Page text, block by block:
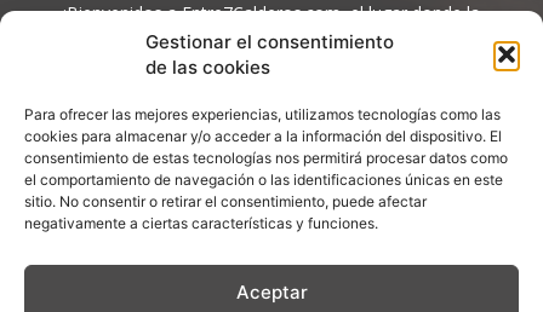
Gestionar el consentimiento
de las cookies
Para ofrecer las mejores experiencias, utilizamos tecnologías como las
cookies para almacenar y/o acceder a la información del dispositivo. El
consentimiento de estas tecnologías nos permitirá procesar datos como
el comportamiento de navegación o las identificaciones únicas en este
sitio. No consentir o retirar el consentimiento, puede afectar
negativamente a ciertas características y funciones.
Aceptar
¡Bienvenidos a Entre7Calderos.com, el lugar donde la
gastronomía y la cultura culinaria se encuentran! Sumérgete en
un mundo de sabores y descubre artículos apasionantes.
Contáctanos:info@entre7calderos.com
SÍGUENOS